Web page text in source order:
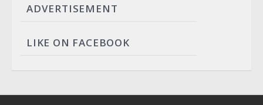
ADVERTISEMENT
LIKE ON FACEBOOK